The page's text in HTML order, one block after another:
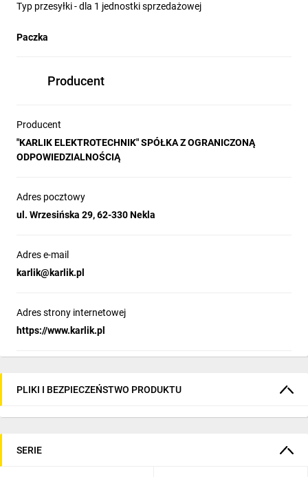
Typ przesyłki - dla 1 jednostki sprzedażowej
Paczka
Producent
Producent
"KARLIK ELEKTROTECHNIK" SPÓŁKA Z OGRANICZONĄ
ODPOWIEDZIALNOŚCIĄ
Adres pocztowy
ul. Wrzesińska 29, 62-330 Nekla
Adres e-mail
karlik@karlik.pl
Adres strony internetowej
https://www.karlik.pl
PLIKI I BEZPIECZEŃSTWO PRODUKTU
SERIE